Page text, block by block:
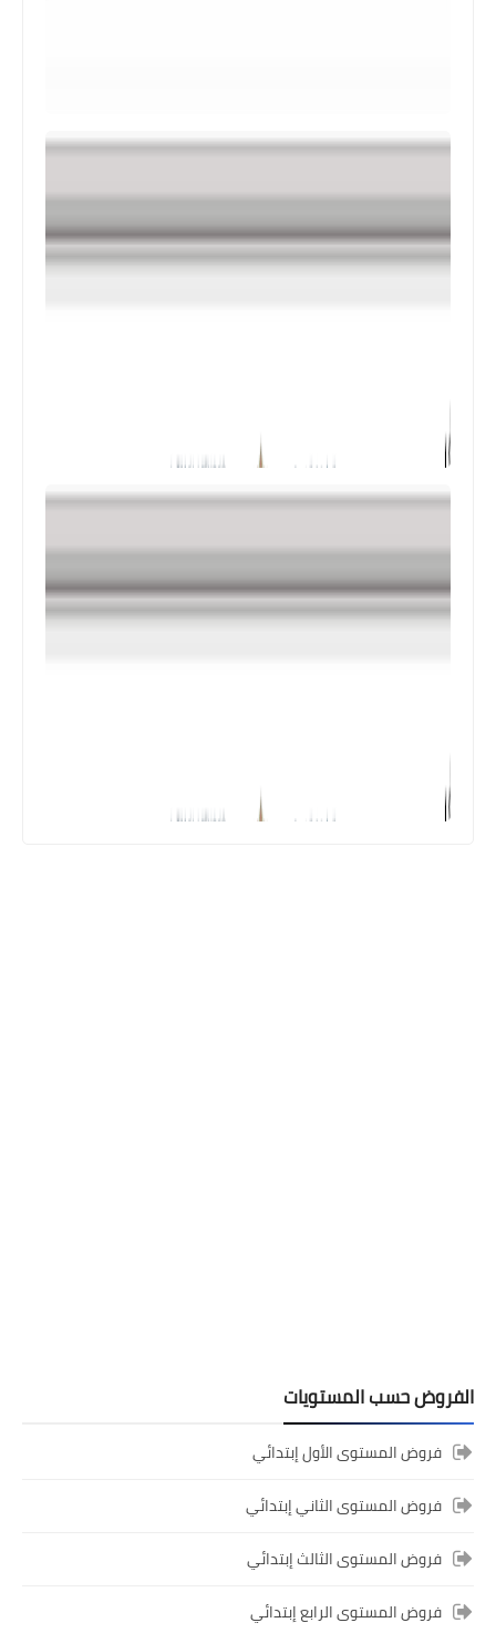
الأولى المستوى الثالث إبتدائي (3AEP)
الفروض حسب المستويات
فروض المستوى الأول إبتدائي
فروض المستوى الثاني إبتدائي
فروض المستوى الثالث إبتدائي
فروض المستوى الرابع إبتدائي